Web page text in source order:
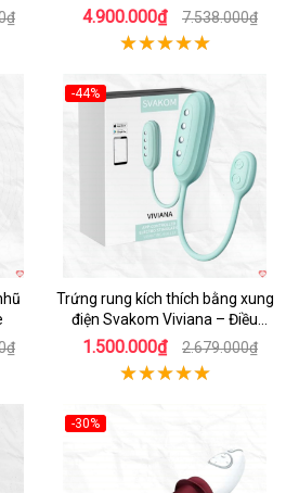
khiển qua app
4.900.000₫ 7.538.000₫
-44%
Trứng rung kích thích bằng xung
điện Svakom Viviana – Điều
khiển xa qua App
1.500.000₫ 2.679.000₫
-30%